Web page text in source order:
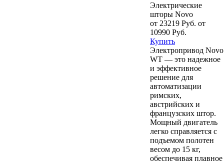
Электрические
шторы Novo
от 23219 Руб. от
10990 Руб.
Купить
Электропривод Novo
WT — это надежное
и эффективное
решение для
автоматизации
римских,
австрийских и
французских штор.
Мощный двигатель
легко справляется с
подъемом полотен
весом до 15 кг,
обеспечивая плавное